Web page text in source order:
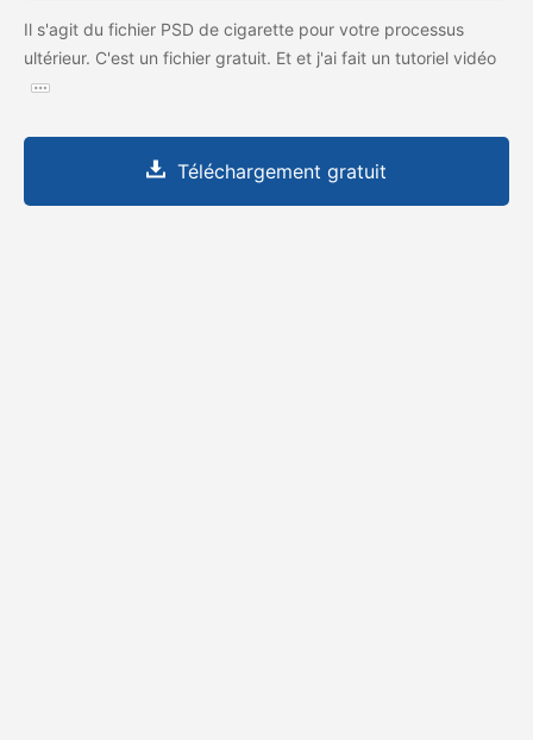
Il s'agit du fichier PSD de cigarette pour votre processus
ultérieur. C'est un fichier gratuit. Et et j'ai fait un tutoriel vidéo
Téléchargement gratuit